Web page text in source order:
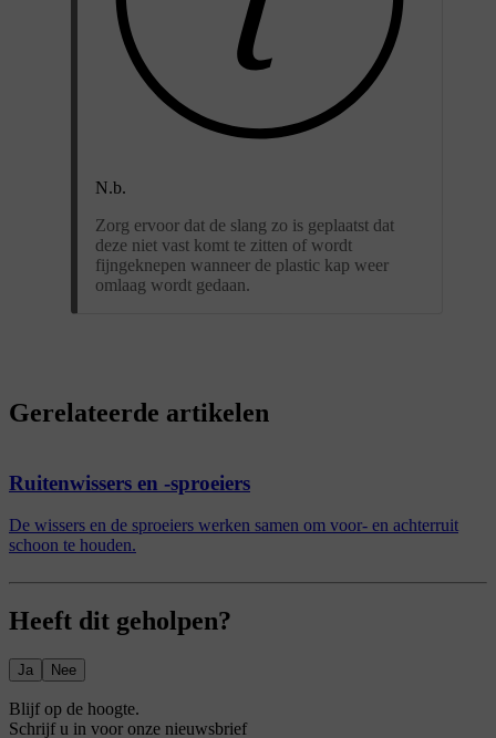
N.b.
Zorg ervoor dat de slang zo is geplaatst dat
deze niet vast komt te zitten of wordt
fijngeknepen wanneer de plastic kap weer
omlaag wordt gedaan.
Gerelateerde artikelen
Ruitenwissers en -sproeiers
De wissers en de sproeiers werken samen om voor- en achterruit
schoon te houden.
Heeft dit geholpen?
Ja Nee